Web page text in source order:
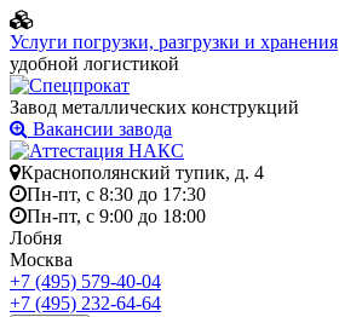
Услуги погрузки, разгрузки и хранения
удобной логистикой
Завод металлических конструкций
Вакансии завода
Краснополянский тупик, д. 4
Пн-пт, с 8:30 до 17:30
Пн-пт, с 9:00 до 18:00
Лобня
Москва
+7 (495) 579-40-04
+7 (495) 232-64-64